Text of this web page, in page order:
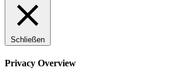
Schließen
Privacy Overview